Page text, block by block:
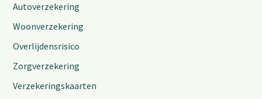
Autoverzekering
Woonverzekering
Overlijdensrisico
Zorgverzekering
Verzekeringskaarten